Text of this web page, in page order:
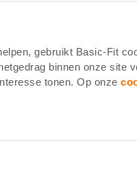
gebruikt Basic-Fit
binnen onze site
tonen. Op onze